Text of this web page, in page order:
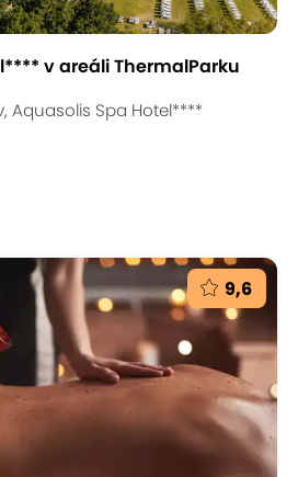
v areáli ThermalParku
Aquasolis Spa Hotel****
9,6